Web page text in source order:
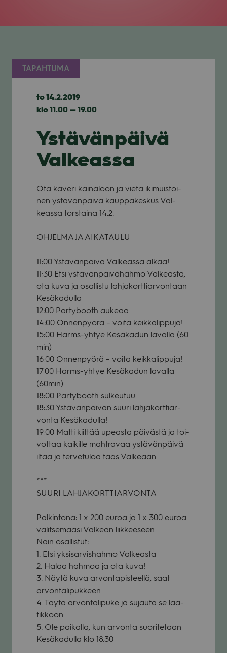
TAPAHTUMA
to 14.2.2019
klo 11.00 — 19.00
Ystävänpäivä
Valkeassa
Ota kaveri kai­na­loon ja vietä iki­muis­toi­
nen ystä­vän­päivä kaup­pa­kes­kus Val­
keassa tors­taina 14.2.
OHJELMA JA AIKATAULU:
11:00 Ystä­vän­päivä Val­keassa alkaa!
11:30 Etsi ystä­vän­päi­vä­hahmo Val­keasta,
ota kuva ja osal­listu lah­ja­kort­tiar­von­taan
Kesä­ka­dulla
12:00 Par­ty­booth aukeaa
14:00 Onnen­pyörä – voita keik­ka­lip­puja!
15:00 Harms-yhtye Kesä­ka­dun lavalla (60
min)
16:00 Onnen­pyörä – voita keik­ka­lip­puja!
17:00 Harms-yhtye Kesä­ka­dun lavalla
(60min)
18:00 Par­ty­booth sul­keu­tuu
18:30 Ystä­vän­päi­vän suuri lah­ja­kort­tiar­
vonta Kesä­ka­dulla!
19:00 Matti kiit­tää upeasta päi­västä ja toi­
vot­taa kai­kille maht­ra­vaa ystä­vän­päivä
iltaa ja ter­ve­tu­loa taas Val­ke­aan
***
SUURI LAHJAKORTTIARVONTA
Pal­kin­tona: 1 x 200 euroa ja 1 x 300 euroa
valit­se­maasi Val­kean liik­kee­seen
Näin osal­lis­tut:
1. Etsi yksi­sar­vis­hahmo Val­keasta
2. Halaa hah­moa ja ota kuva!
3. Näytä kuva arvon­ta­pis­teellä, saat
arvon­ta­li­puk­keen
4. Täytä arvon­ta­li­puke ja sujauta se laa­
tik­koon
5. Ole pai­kalla, kun arvonta suo­ri­te­taan
Kesä­ka­dulla klo 18.30